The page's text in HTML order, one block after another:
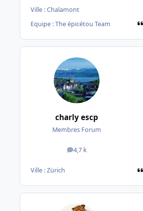
Ville :Chalamont
Equipe : The épicétou Team
charly escp
Membres Forum
4,7 k
messages
Ville :Zürich